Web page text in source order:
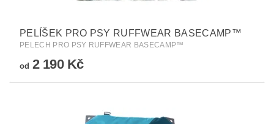
PELÍŠEK PRO PSY RUFFWEAR BASECAMP™
PELECH PRO PSY RUFFWEAR BASECAMP™
od 2 190 Kč